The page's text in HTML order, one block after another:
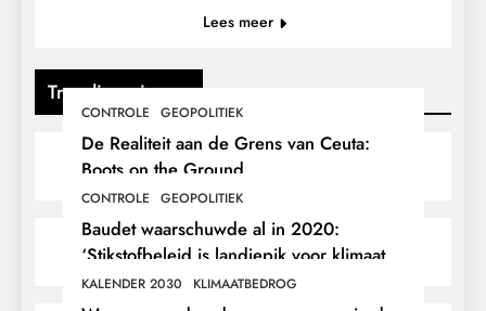
Trending nieuws
CONTROLE GEOPOLITIEK
De Realiteit aan de Grens van Ceuta:
Boots on the Ground.
CONTROLE GEOPOLITIEK
Baudet waarschuwde al in 2020:
‘Stikstofbeleid is landjepik voor klimaat
en immigratie’.
KALENDER 2030 KLIMAATBEDROG
Lees meer